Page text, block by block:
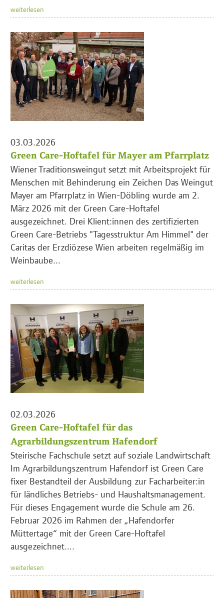
weiterlesen
03.03.2026
Green Care-Hoftafel für Mayer am Pfarrplatz
Wiener Traditionsweingut setzt mit Arbeitsprojekt für
Menschen mit Behinderung ein Zeichen Das Weingut
Mayer am Pfarrplatz in Wien-Döbling wurde am 2.
März 2026 mit der Green Care-Hoftafel
ausgezeichnet. Drei Klient:innen des zertifizierten
Green Care-Betriebs "Tagesstruktur Am Himmel" der
Caritas der Erzdiözese Wien arbeiten regelmäßig im
Weinbaube...
weiterlesen
02.03.2026
Green Care-Hoftafel für das
Agrarbildungszentrum Hafendorf
Steirische Fachschule setzt auf soziale Landwirtschaft
Im Agrarbildungszentrum Hafendorf ist Green Care
fixer Bestandteil der Ausbildung zur Facharbeiter:in
für ländliches Betriebs- und Haushaltsmanagement.
Für dieses Engagement wurde die Schule am 26.
Februar 2026 im Rahmen der „Hafendorfer
Müttertage“ mit der Green Care-Hoftafel
ausgezeichnet....
weiterlesen